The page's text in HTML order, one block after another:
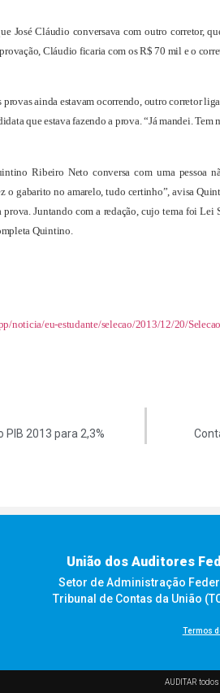
José Cláudio conversava com outro corretor,
Cláudio ficaria com os R$ 70 mil e o
ainda estavam ocorrendo, outro corretor
que estava fazendo a prova. “Já mandei. Tem
Ribeiro Neto conversa com uma pessoa
o gabarito no amarelo, tudo certinho”, avisa
Juntando com a redação, cujo tema foi Lei
Quintino.
noticia/eu-estudante/selecao/2013/12/20/
PIB 2013 para 2,3%
União dos Auditores
Setor de Administração
Tribunal de Contas da União
Termos
AUDITAR